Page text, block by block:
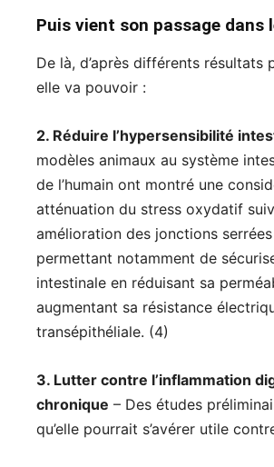
Puis vient son passage dans
De là, d’après différents résultats
elle va pouvoir :
2. Réduire l’hypersensibilité
modèles animaux au système
de l’humain ont montré une
atténuation du stress oxydatif
amélioration des jonctions
permettant notamment de
intestinale en réduisant sa
augmentant sa résistance
transépithéliale. (4)
3. Lutter contre l’inflammation
chronique – Des études
qu’elle pourrait s’avérer utile